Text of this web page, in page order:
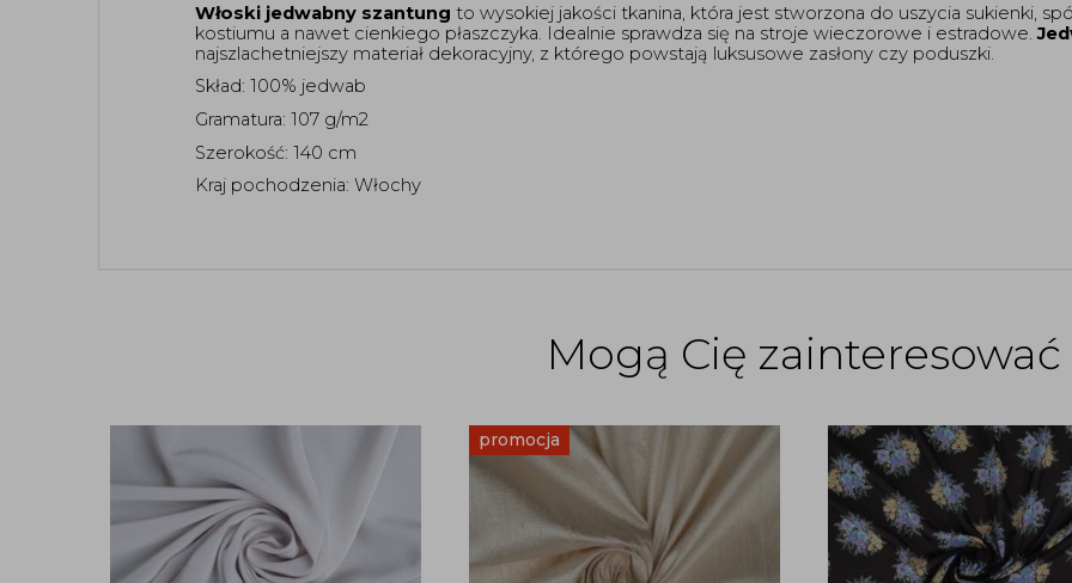
Włoski jedwabny szantung to wysokiej jakości tkanina, która jest stworzona do uszycia sukienki,
kostiumu a nawet cienkiego płaszczyka. Idealnie sprawdza się na stroje wieczorowe i estradowe.
najszlachetniejszy materiał dekoracyjny, z którego powstają luksusowe zasłony czy poduszki.
Skład: 100% jedwab
Gramatura: 107 g/m2
Szerokość: 140 cm
Kraj pochodzenia: Włochy
Mogą Cię zainteresować
promocja